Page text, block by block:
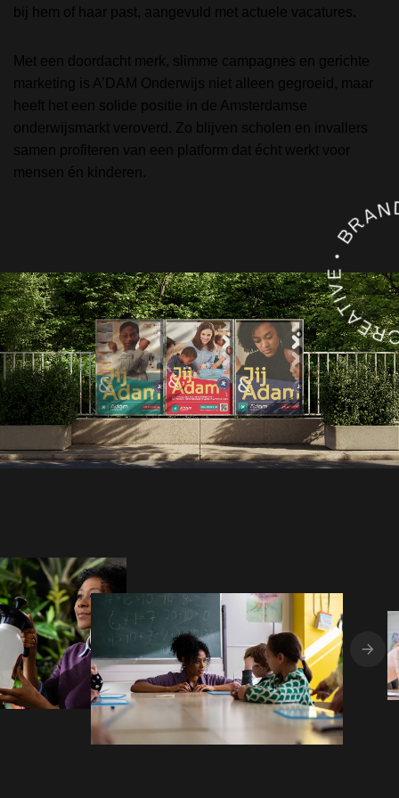
bij hem of haar past, aangevuld met actuele vacatures.
Met een doordacht merk, slimme campagnes en gerichte
marketing is A’DAM Onderwijs niet alleen gegroeid, maar
heeft het een solide positie in de Amsterdamse
onderwijsmarkt veroverd. Zo blijven scholen en invallers
samen profiteren van een platform dat écht werkt voor
mensen én kinderen.